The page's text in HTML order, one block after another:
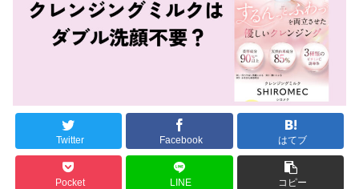
Twitter Facebook はてブ
Pocket LINE コピー